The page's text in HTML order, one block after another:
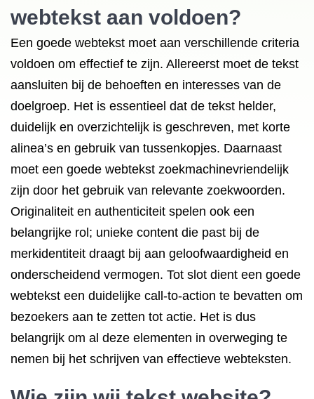
webtekst aan voldoen?
Een goede webtekst moet aan verschillende criteria
voldoen om effectief te zijn. Allereerst moet de tekst
aansluiten bij de behoeften en interesses van de
doelgroep. Het is essentieel dat de tekst helder,
duidelijk en overzichtelijk is geschreven, met korte
alinea’s en gebruik van tussenkopjes. Daarnaast
moet een goede webtekst zoekmachinevriendelijk
zijn door het gebruik van relevante zoekwoorden.
Originaliteit en authenticiteit spelen ook een
belangrijke rol; unieke content die past bij de
merkidentiteit draagt bij aan geloofwaardigheid en
onderscheidend vermogen. Tot slot dient een goede
webtekst een duidelijke call-to-action te bevatten om
bezoekers aan te zetten tot actie. Het is dus
belangrijk om al deze elementen in overweging te
nemen bij het schrijven van effectieve webteksten.